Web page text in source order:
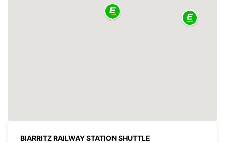
BIARRITZ RAILWAY STATION SHUTTLE